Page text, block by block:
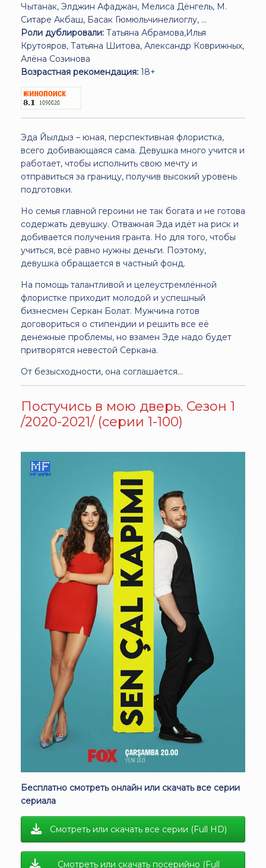
Чытанак, Элджин Афаджан, Мелиса Дёнгель, М.
Ситаре Акбаш, Басак Гюмюльчинелиоглу, ...
Роли дублировали: Татьяна Абрамова,Илья
Крутояров, Татьяна Шитова, Александр Коврижных,
Алёна Созинова
Возрастная рекомендация: 18+
Эда Йылдыз – юная, перспективная флористка,
всего добивающаяся сама. Девушка много учится и
работает, чтобы исполнить свою мечту и
отправиться за границу, получив высокий уровень
подготовки.
Но семья главной героини не так богата и не готова
содержать девушку. Отважная Эда идёт на риск и
добивается получения гранта. Но для того, чтобы
учиться, всё равно нужны деньги. Поэтому,
девушка обращается в частный фонд.
На помощь талантливой и целеустремлённой
флористке приходит молодой и успешный
бизнесмен Серкан Болат. Мужчина готов
договориться о стипендии и решить все её
денежные проблемы, но взамен Эде надо будет
притворятся невестой Серкана.
От безысходности, она соглашается…
Постучись в мою дверь. Сезон 1
/2020-2021/ (серии 1-100)
Бесплатно смотреть онлайн или скачать все серии
сериала
Смотреть или скачать все серии (Full HD)
Смотреть или скачать посерийно (Full